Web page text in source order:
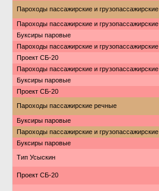
Пароходы пассажирские и грузопассажирские
Пароходы пассажирские и грузопассажирские
Буксиры паровые
Пароходы пассажирские и грузопассажирские
Проект СБ-20
Пароходы пассажирские и грузопассажирские
Буксиры паровые
Проект СБ-20
Пароходы пассажирские речные
Буксиры паровые
Пароходы пассажирские и грузопассажирские
Буксиры паровые
Тип Усыскин
Проект СБ-20